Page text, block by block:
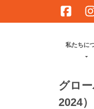
私たちに
グロ
2024）